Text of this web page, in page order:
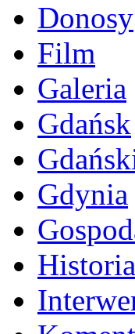
Donosy
Film
Galeria
Gdańsk
Gdynia
Historia